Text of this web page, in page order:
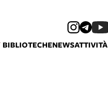
BIBLIOTECHENEWSATTIVITÀ